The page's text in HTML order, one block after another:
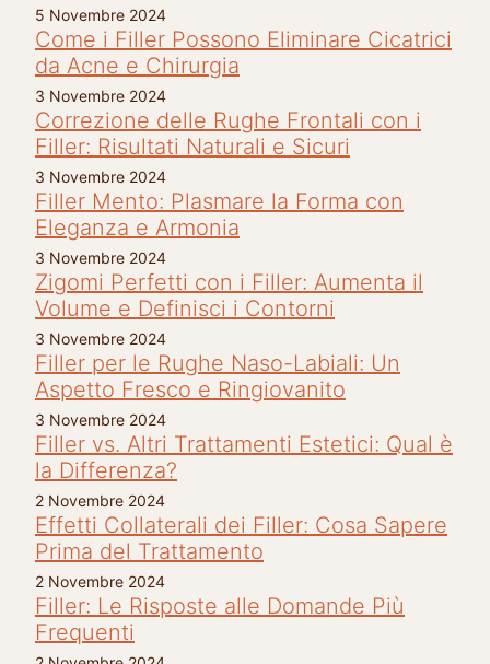
5 Novembre 2024
Come i Filler Possono Eliminare Cicatrici
da Acne e Chirurgia
3 Novembre 2024
Correzione delle Rughe Frontali con i
Filler: Risultati Naturali e Sicuri
3 Novembre 2024
Filler Mento: Plasmare la Forma con
Eleganza e Armonia
3 Novembre 2024
Zigomi Perfetti con i Filler: Aumenta il
Volume e Definisci i Contorni
3 Novembre 2024
Filler per le Rughe Naso-Labiali: Un
Aspetto Fresco e Ringiovanito
3 Novembre 2024
Filler vs. Altri Trattamenti Estetici: Qual è
la Differenza?
2 Novembre 2024
Effetti Collaterali dei Filler: Cosa Sapere
Prima del Trattamento
2 Novembre 2024
Filler: Le Risposte alle Domande Più
Frequenti